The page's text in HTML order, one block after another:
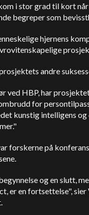
i stor grad til kort
begreper som
hjernens
andre
ved HBP, har
for
kunstig intelligens
forskerne på
og en slutt,
er en fortsettelse", sier